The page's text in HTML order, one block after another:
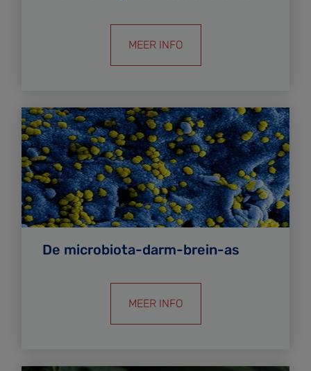
MEER INFO
De microbiota-darm-brein-as
MEER INFO